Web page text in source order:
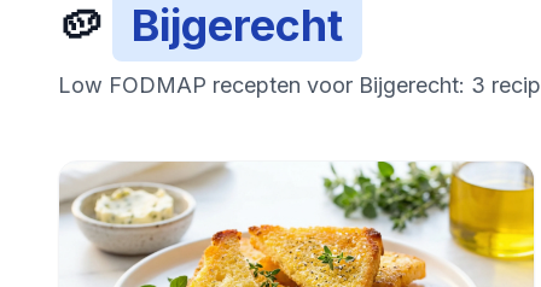
🥔 Bijgerecht
Low FODMAP recepten voor Bijgerecht: 3